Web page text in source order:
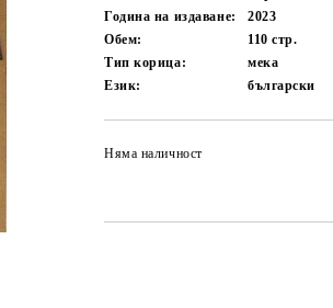
Година на издаване:
2023
Обем:
110стр.
Тип корица:
мека
Език:
български
Няма наличност